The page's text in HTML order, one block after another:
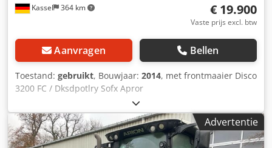
Kassel 364 km € 19.900
Vaste prijs excl. btw
Aanvragen Bellen
Toestand: gebruikt, Bouwjaar: 2014, met frontmaaier Disco
3200 FC / Dksdpotlry Sofx Apror
Advertentie